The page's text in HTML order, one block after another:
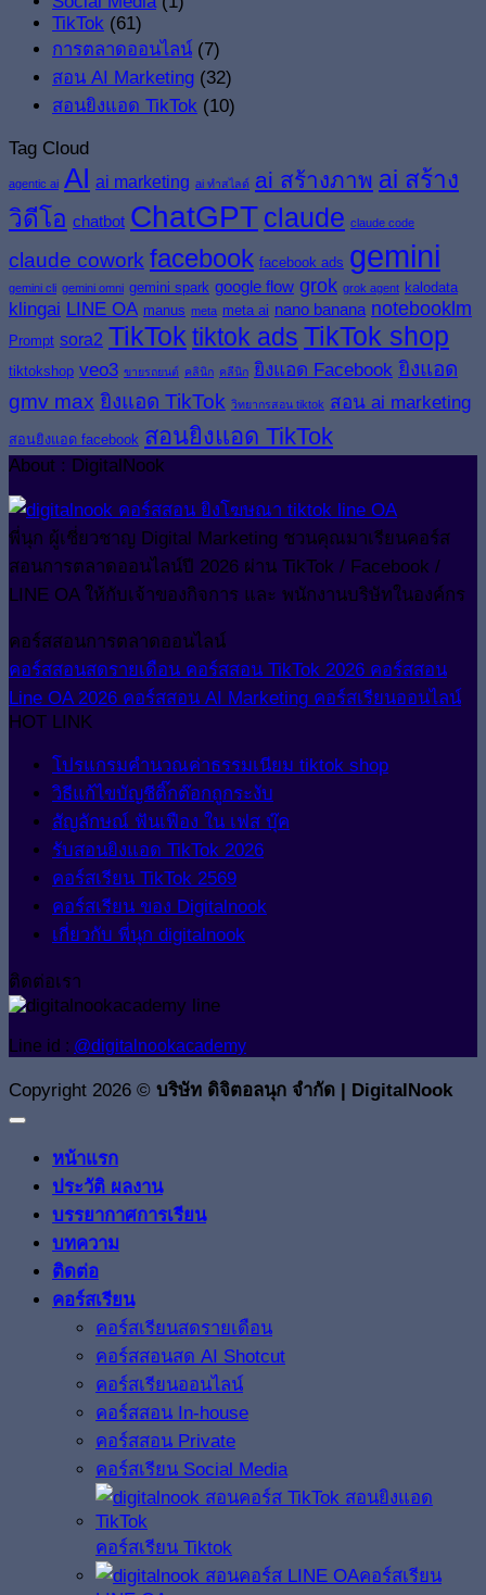
TikTok (61)
การตลาดออนไลน์ (7)
สอน AI Marketing (32)
สอนยิงแอด TikTok (10)
Tag Cloud
agentic ai AI ai marketing ai ทำสไลด์ ai สร้างภาพ ai สร้าง
วิดีโอ chatbot ChatGPT claude claude code
claude cowork facebook facebook ads gemini
gemini cli gemini omni gemini spark google flow grok grok agent kalodata
klingai LINE OA manus meta meta ai nano banana notebooklm
Prompt sora2 TikTok tiktok ads TikTok shop
tiktokshop veo3 ขายรถยนต์ คลินิก คลีนิก ยิงแอด Facebook ยิงแอด
gmv max ยิงแอด TikTok วิทยากรสอน tiktok สอน ai marketing
สอนยิงแอด facebook สอนยิงแอด TikTok
About : DigitalNook
พี่นุก ผู้เชี่ยวชาญ Digital Marketing ชวนคุณมาเรียนคอร์ส
สอนการตลาดออนไลน์ปี 2026 ผ่าน TikTok / Facebook /
LINE OA ให้กับเจ้าของกิจการ และ พนักงานบริษัทในองค์กร
คอร์สสอนการตลาดออนไลน์
คอร์สสอนสดรายเดือน คอร์สสอน TikTok 2026 คอร์สสอน
Line OA 2026 คอร์สสอน AI Marketing คอร์สเรียนออนไลน์
HOT LINK
โปรแกรมคำนวณค่าธรรมเนียม tiktok shop
วิธีแก้ไขบัญชีติ๊กต๊อกถูกระงับ
สัญลักษณ์ ฟันเฟือง ใน เฟส บุ๊ค
รับสอนยิงแอด TikTok 2026
คอร์สเรียน TikTok 2569
คอร์สเรียน ของ Digitalnook
เกี่ยวกับ พี่นุก digitalnook
ติดต่อเรา
Line id : @digitalnookacademy
Copyright 2026 © บริษัท ดิจิตอลนุก จำกัด | DigitalNook
หน้าแรก
ประวัติ ผลงาน
บรรยากาศการเรียน
บทความ
ติดต่อ
คอร์สเรียน
คอร์สเรียนสดรายเดือน
คอร์สสอนสด AI Shotcut
คอร์สเรียนออนไลน์
คอร์สสอน In-house
คอร์สสอน Private
คอร์สเรียน Social Media
คอร์สเรียน Tiktok
คอร์สเรียน